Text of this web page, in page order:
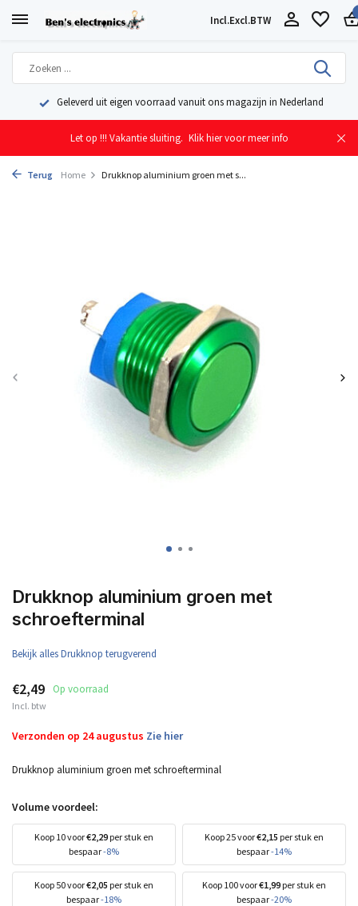
Incl.Excl.BTW
Geleverd uit eigen voorraad vanuit ons magazijn in Nederland
Let op !!! Vakantie sluiting. Klik hier voor meer info
Terug Home Drukknop aluminium groen met s...
Drukknop aluminium groen met
schroefterminal
Bekijk alles Drukknop terugverend
€2,49 Op voorraad
Incl. btw
Verzonden op 24 augustus Zie hier
Drukknop aluminium groen met schroefterminal
Volume voordeel:
Koop 10 voor€2,29 per stuk en
bespaar-8%
Koop 25 voor€2,15 per stuk en
bespaar-14%
Koop 50 voor€2,05 per stuk en
bespaar-18%
Koop 100 voor€1,99 per stuk en
bespaar-20%